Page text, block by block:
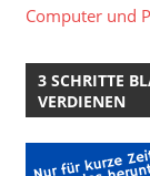
Computer und
3 SCHRITTE
VERDIENEN